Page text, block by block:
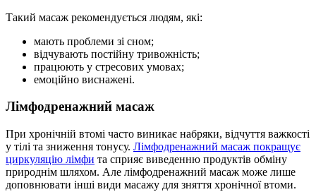
Такий масаж рекомендується людям, які:
мають проблеми зі сном;
відчувають постійну тривожність;
працюють у стресових умовах;
емоційно виснажені.
Лімфодренажний масаж
При хронічній втомі часто виникає набряки, відчуття важкості
у тілі та зниження тонусу. Лімфодренажний масаж покращує
циркуляцію лімфи та сприяє виведенню продуктів обміну
природнім шляхом. Але лімфодренажний масаж може лише
доповнювати інші види масажу для зняття хронічної втоми.